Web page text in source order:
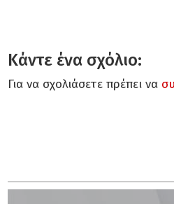
Κάντε ένα σχόλιο:
Για να σχολιάσετε πρέπει να